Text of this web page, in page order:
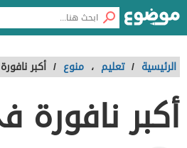
الرئيسية / تعليم ، منوع / أكبر
أكبر نافورة